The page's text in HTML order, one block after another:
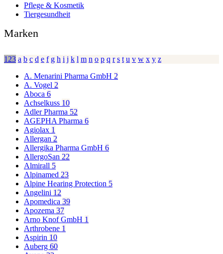
Pflege & Kosmetik
Tiergesundheit
Marken
123 a b c d e f g h i j k l m n o p q r s t u v w x y z
A. Menarini Pharma GmbH 2
A. Vogel 2
Aboca 6
Achselkuss 10
Adler Pharma 52
AGEPHA Pharma 6
Agiolax 1
Allergan 2
Allergika Pharma GmbH 6
AllergoSan 22
Almirall 5
Alpinamed 23
Alpine Hearing Protection 5
Angelini 12
Apomedica 39
Apozema 37
Arno Knof GmbH 1
Arthrobene 1
Aspirin 10
Auberg 60